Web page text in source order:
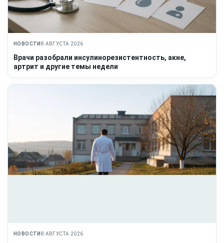
НОВОСТИ 8 АВГУСТА 2026
Врачи разобрали инсулинорезистентность, акне,
артрит и другие темы недели
НОВОСТИ 8 АВГУСТА 2026